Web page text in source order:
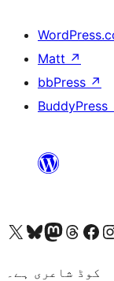
Matt ↗
bbPress ↗
BuddyPress
Visit our X (formerly Twitter) account
ہمارے بلیواسکائی اکاؤنٹ پر جائیں
Visit our Mastodon account
ٹھریڈز اکاؤنٹ پر جائیں
Visit our
کوڈ شاعری ہے۔